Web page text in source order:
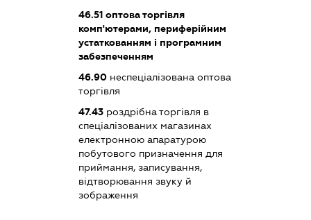
46.51 оптова торгівля
комп'ютерами, периферійним
устаткованням і програмним
забезпеченням
46.90 неспеціалізована оптова
торгівля
47.43 роздрібна торгівля в
спеціалізованих магазинах
електронною апаратурою
побутового призначення для
приймання, записування,
відтворювання звуку й
зображення